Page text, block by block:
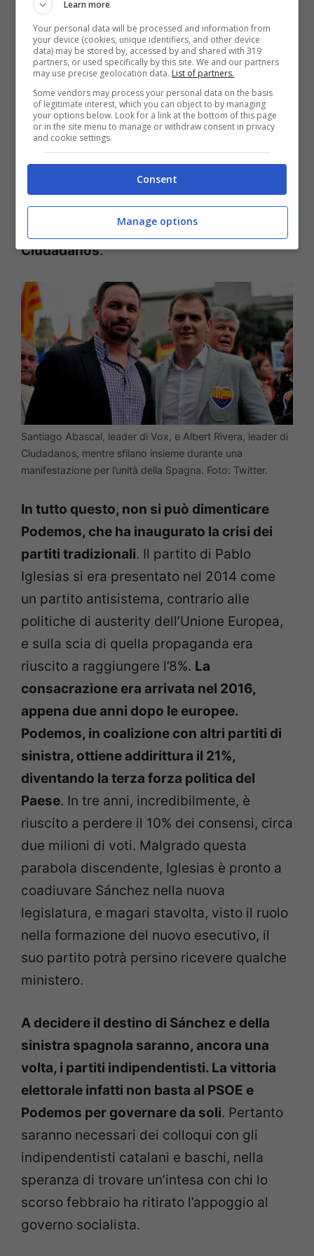
sconfortato. Molti si aspettavano uno
spostamento verso Ciudadanos, ma ciò
non è accaduto. La nascita del governo
Sánchez, inoltre, ha scatenato polemiche
durissime, che hanno incattivito un clima
politico già di per sé tutt’altro che sereno.
Per Vox quella rabbia e quella frustrazione
erano terreno fertile e non è stato difficile
convincere gli elettori a votarli. I moderati
sono rimasti fedeli al Partido Popular e
soltanto una sparuta minoranza ha scelto
Ciudadanos.
Santiago Abascal, leader di Vox, e Albert Rivera, leader di
Ciudadanos, mentre sfilano insieme durante una
manifestazione per l’unità della Spagna. Foto: Twitter.
In tutto questo, non si può dimenticare
Podemos, che ha inaugurato la crisi dei
partiti tradizionali. Il partito di Pablo
Iglesias si era presentato nel 2014 come
un partito antisistema, contrario alle
politiche di austerity dell’Unione Europea,
e sulla scia di quella propaganda era
riuscito a raggiungere l’8%. La
consacrazione era arrivata nel 2016,
appena due anni dopo le europee.
Podemos, in coalizione con altri partiti di
sinistra, ottiene addirittura il 21%,
diventando la terza forza politica del
Paese. In tre anni, incredibilmente, è
riuscito a perdere il 10% dei consensi, circa
due milioni di voti. Malgrado questa
parabola discendente, Iglesias è pronto a
coadiuvare Sánchez nella nuova
legislatura, e magari stavolta, visto il ruolo
nella formazione del nuovo esecutivo, il
suo partito potrà persino ricevere qualche
ministero.
A decidere il destino di Sánchez e della
sinistra spagnola saranno, ancora una
volta, i partiti indipendentisti. La vittoria
elettorale infatti non basta al PSOE e
Podemos per governare da soli. Pertanto
saranno necessari dei colloqui con gli
indipendentisti catalani e baschi, nella
speranza di trovare un’intesa con chi lo
scorso febbraio ha ritirato l’appoggio al
governo socialista.
Learn more
Your personal data will be processed and information from
your device (cookies, unique identifiers, and other device
data) may be stored by, accessed by and shared with 319
partners, or used specifically by this site. We and our partners
may use precise geolocation data. List of partners.
Some vendors may process your personal data on the basis
of legitimate interest, which you can object to by managing
your options below. Look for a link at the bottom of this page
or in the site menu to manage or withdraw consent in privacy
and cookie settings.
Consent
Manage options